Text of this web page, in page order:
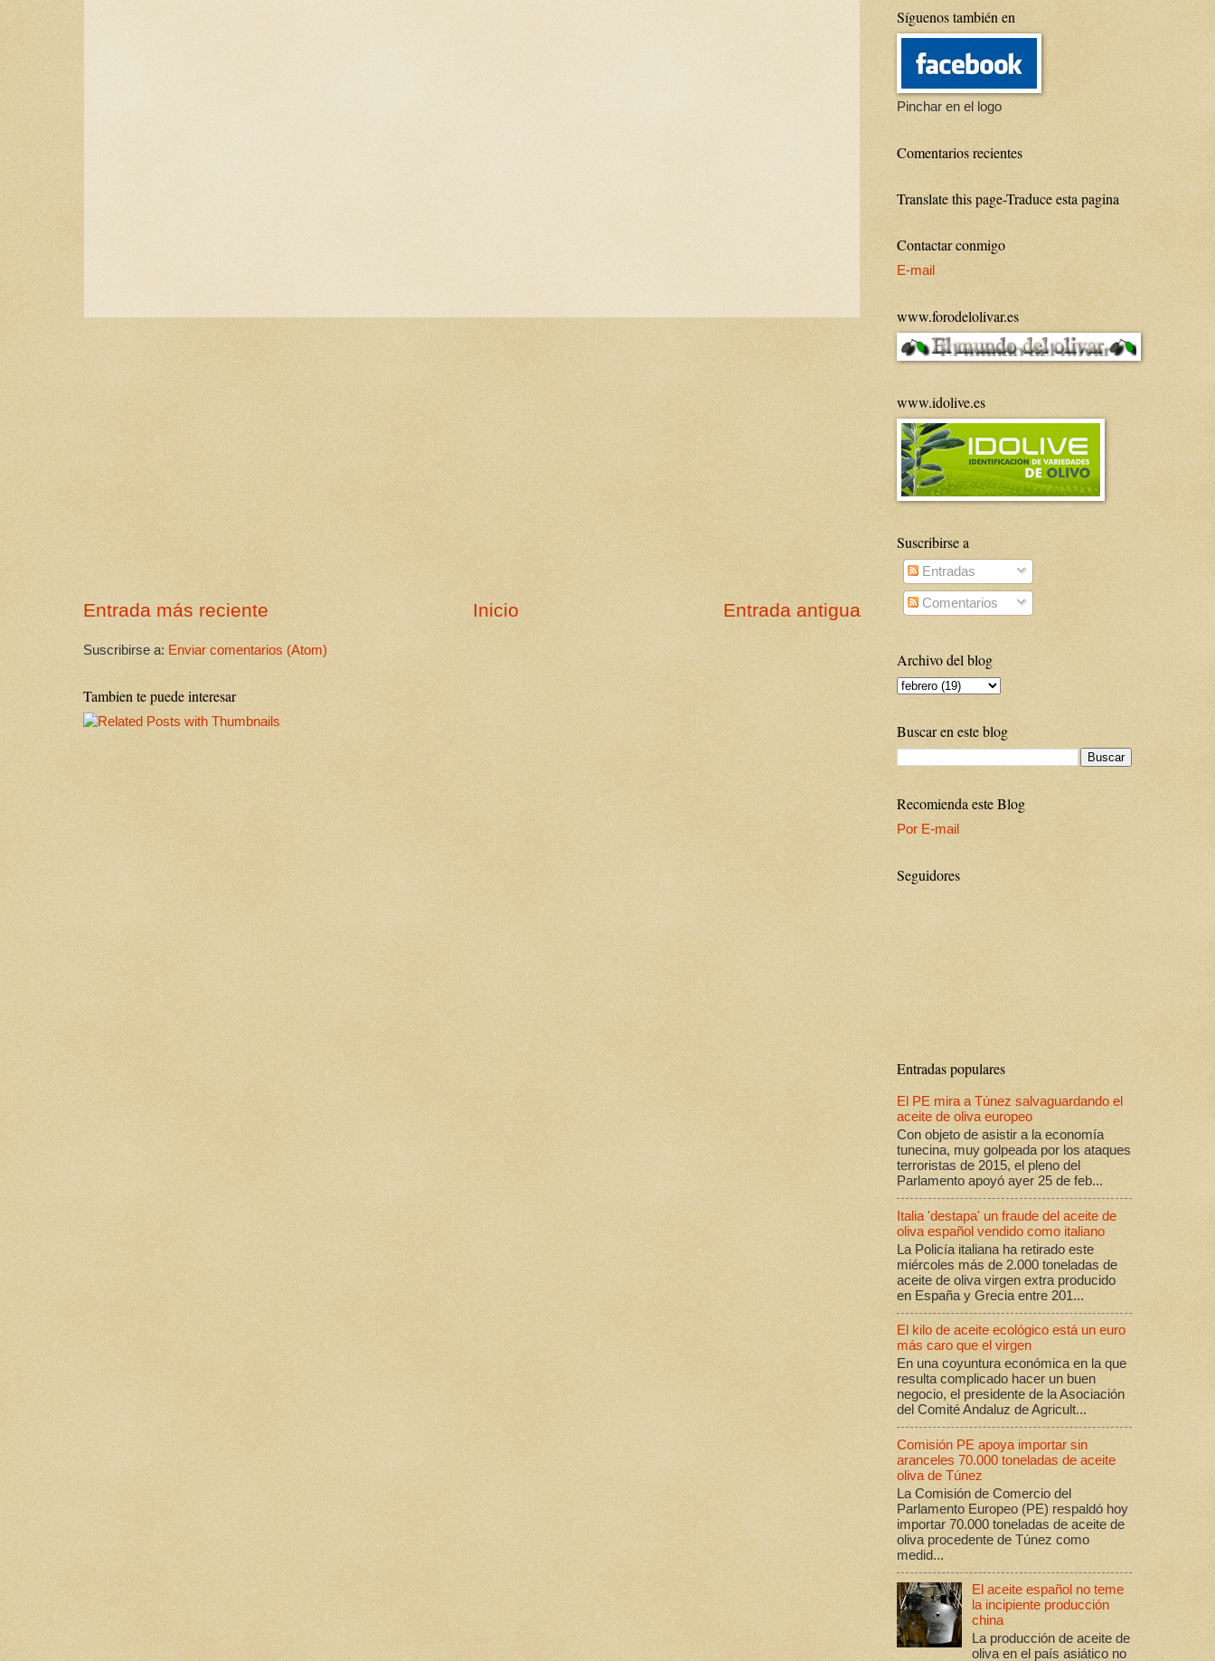
Entrada más reciente Entrada antigua
Inicio
Suscribirse a: Enviar comentarios (Atom)
Tambien te puede interesar
Síguenos también en
Pinchar en el logo
Comentarios recientes
Translate this page-Traduce esta pagina
Contactar conmigo
E-mail
www.forodelolivar.es
www.idolive.es
Suscribirse a
Entradas
Comentarios
Archivo del blog
Buscar en este blog
Recomienda este Blog
Por E-mail
Seguidores
Entradas populares
El PE mira a Túnez salvaguardando el
aceite de oliva europeo
Con objeto de asistir a la economía
tunecina, muy golpeada por los ataques
terroristas de 2015, el pleno del
Parlamento apoyó ayer 25 de feb...
Italia 'destapa' un fraude del aceite de
oliva español vendido como italiano
La Policía italiana ha retirado este
miércoles más de 2.000 toneladas de
aceite de oliva virgen extra producido
en España y Grecia entre 201...
El kilo de aceite ecológico está un euro
más caro que el virgen
En una coyuntura económica en la que
resulta complicado hacer un buen
negocio, el presidente de la Asociación
del Comité Andaluz de Agricult...
Comisión PE apoya importar sin
aranceles 70.000 toneladas de aceite
oliva de Túnez
La Comisión de Comercio del
Parlamento Europeo (PE) respaldó hoy
importar 70.000 toneladas de aceite de
oliva procedente de Túnez como
medid...
El aceite español no teme
la incipiente producción
china
La producción de aceite de
oliva en el país asiático no